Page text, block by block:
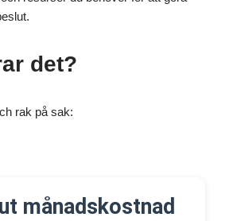
det?
rak på sak:
månadskostnad